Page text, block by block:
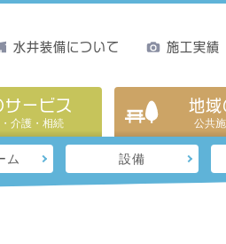
水井装備について 施工実績
ービス
介護・相続
地域
公共
ム 設備